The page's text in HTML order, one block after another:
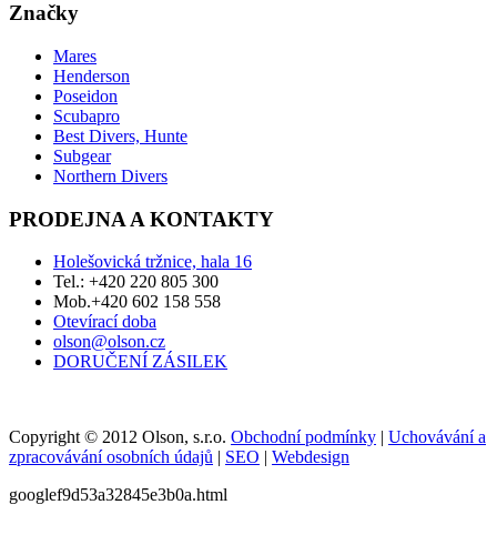
Značky
Mares
Henderson
Poseidon
Scubapro
Best Divers, Hunte
Subgear
Northern Divers
PRODEJNA A KONTAKTY
Holešovická tržnice, hala 16
Tel.: +420 220 805 300
Mob.+420 602 158 558
Otevírací doba
olson@olson.cz
DORUČENÍ ZÁSILEK
Copyright © 2012 Olson, s.r.o. Obchodní podmínky | Uchovávání a
zpracovávání osobních údajů | SEO | Webdesign
googlef9d53a32845e3b0a.html